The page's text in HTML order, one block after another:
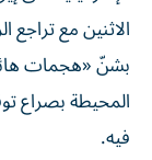
الاثنين مع
بشنّ «هجمات
المحيطة بصراع
فيه.